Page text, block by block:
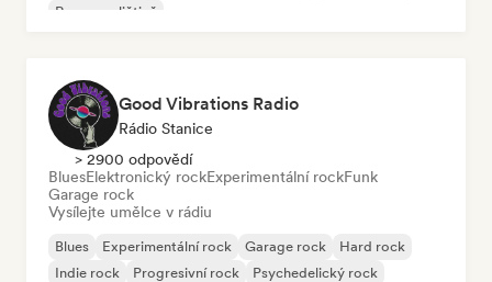
Rap v angličtině
Good Vibrations Radio
Rádio Stanice
> 2900 odpovědí
BluesElektronický rockExperimentální rockFunk
Garage rock
Vysílejte umělce v rádiu
Blues Experimentální rock Garage rock
Hard rock
Indie rock
Progresivní rock
Psychedelický rock